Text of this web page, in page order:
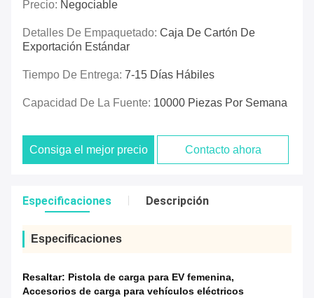
Precio: Negociable
Detalles De Empaquetado: Caja De Cartón De
Exportación Estándar
Tiempo De Entrega: 7-15 Días Hábiles
Capacidad De La Fuente: 10000 Piezas Por Semana
Consiga el mejor precio Contacto ahora
Especificaciones Descripción
Especificaciones
Resaltar: Pistola de carga para EV femenina,
Accesorios de carga para vehículos eléctricos